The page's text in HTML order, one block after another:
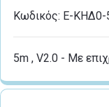
Κωδικός: Ε-ΚΗΔ0-
5m , V2.0 - Με